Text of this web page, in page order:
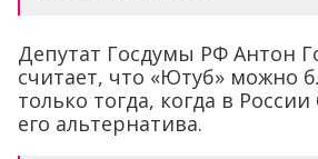
Депутат Госдумы РФ Антон
считает, что «Ютуб» можно
только тогда, когда в России
его альтернатива.